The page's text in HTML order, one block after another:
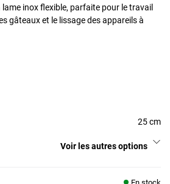
inox flexible, parfaite pour le travail
gâteaux et le lissage des appareils à
25 cm
Voir les autres options
En stock